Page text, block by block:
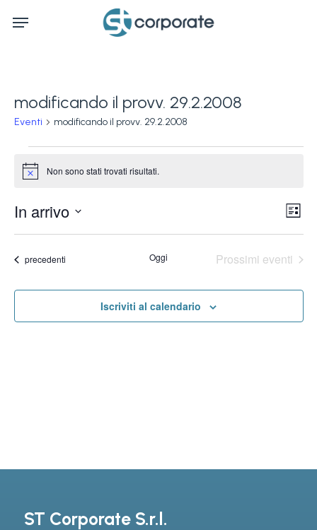
Menu
modificando il provv. 29.2.2008
Eventi modificando il provv. 29.2.2008
Eventi
Notice Non sono stati trovati risultati.
Lista
In arrivo
Seleziona
data.
Eventi
precedenti Oggi Prossimi eventi
Iscriviti al calendario
ST Corporate S.r.l.